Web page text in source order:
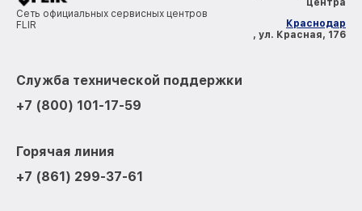
Сеть официальных сервисных центров
FLIR
центра
Краснодар
, ул. Красная, 176
Служба технической поддержки
+7 (800) 101-17-59
Горячая линия
+7 (861) 299-37-61